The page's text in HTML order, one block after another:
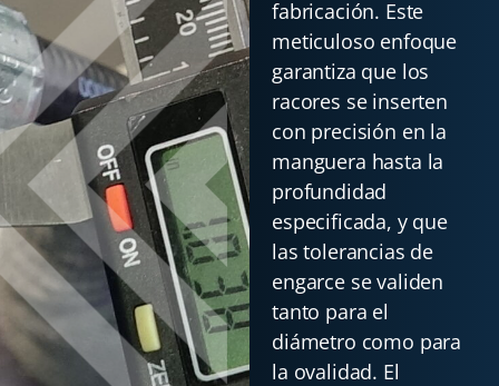
fabricación. Este
meticuloso enfoque
garantiza que los
racores se inserten
con precisión en la
manguera hasta la
profundidad
especificada, y que
las tolerancias de
engarce se validen
tanto para el
diámetro como para
la ovalidad. El